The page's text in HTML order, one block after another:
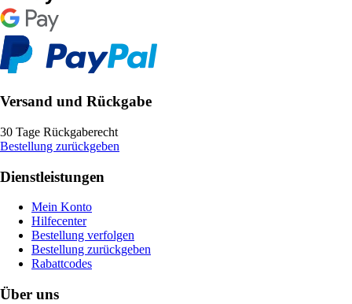
Versand und Rückgabe
30 Tage Rückgaberecht
Bestellung zurückgeben
Dienstleistungen
Mein Konto
Hilfecenter
Bestellung verfolgen
Bestellung zurückgeben
Rabattcodes
Über uns